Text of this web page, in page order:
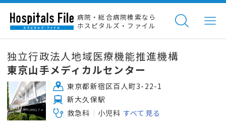
病院・総合病院検索なら
ホスピタルズ・ファイル
独立行政法人地域医療機能推進機構
東京山手メディカルセンター
東京都新宿区百人町3-22-1
新大久保駅
救急科
小児科 すべて見る